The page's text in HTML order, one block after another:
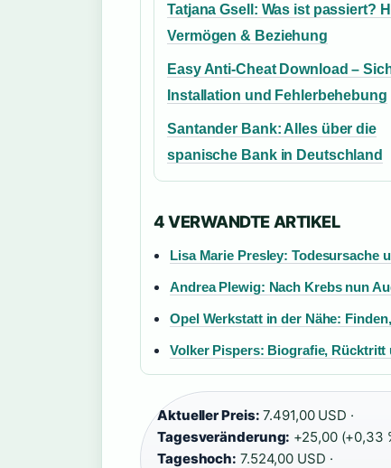
Tatjana Gsell: Was ist passiert?
Vermögen & Beziehung
Easy Anti-Cheat Download –
Installation und Fehlerbehebung
Santander Bank: Alles über die
spanische Bank in Deutschland
4 VERWANDTE ARTIKEL
Lisa Marie Presley: Todesursache
Andrea Plewig: Nach Krebs nun
Opel Werkstatt in der Nähe:
Volker Pispers: Biografie, Rücktritt
Aktueller Preis: 7.491,00 USD ·
Tagesveränderung: +25,00 (+0,33
Tageshoch: 7.524,00 USD ·